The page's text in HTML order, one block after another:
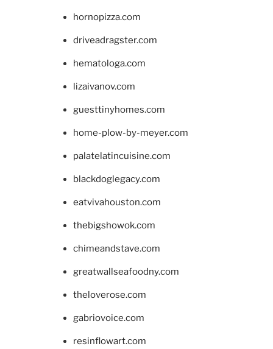
hornopizza.com
driveadragster.com
hematologa.com
lizaivanov.com
guesttinyhomes.com
home-plow-by-meyer.com
palatelatincuisine.com
blackdoglegacy.com
eatvivahouston.com
thebigshowok.com
chimeandstave.com
greatwallseafoodny.com
theloverose.com
gabriovoice.com
resinflowart.com